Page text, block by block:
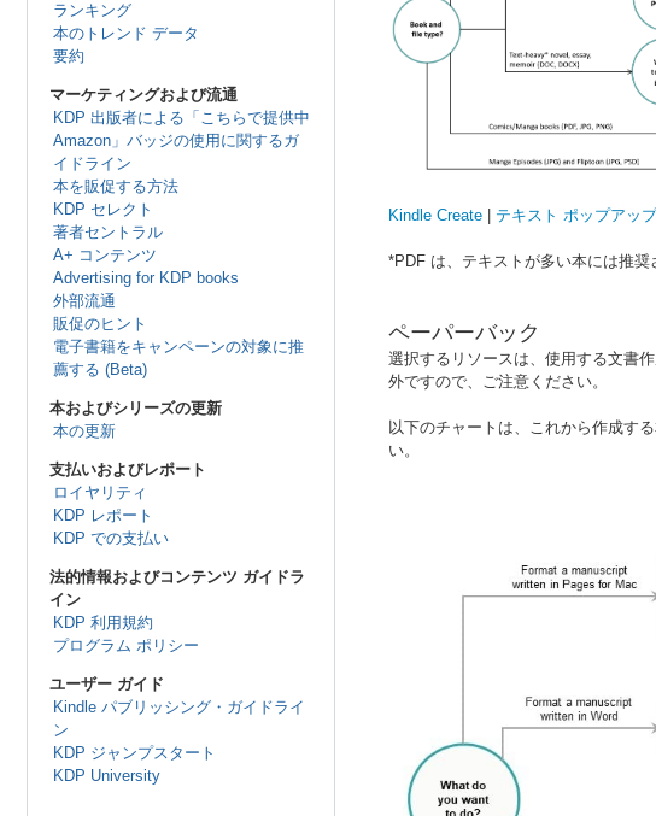
ランキング
本のトレンド データ
要約
マーケティングおよび流通
KDP 出版者による「こちらで提供中
Amazon」バッジの使用に関するガ
イドライン
本を販促する方法
KDP セレクト
著者セントラル
A+ コンテンツ
Advertising for KDP books
外部流通
販促のヒント
電子書籍をキャンペーンの対象に推
薦する (Beta)
本およびシリーズの更新
本の更新
支払いおよびレポート
ロイヤリティ
KDP レポート
KDP での支払い
法的情報およびコンテンツ ガイドラ
イン
KDP 利用規約
プログラム ポリシー
ユーザー ガイド
Kindle パブリッシング・ガイドライ
ン
KDP ジャンプスタート
KDP University
Kindle Create | テキスト ポップアップ
*PDF は、テキストが多い本には推奨
ペーパーバック
選択するリソースは、使用する文書
外ですので、ご注意ください。
以下のチャートは、これから作成す
い。